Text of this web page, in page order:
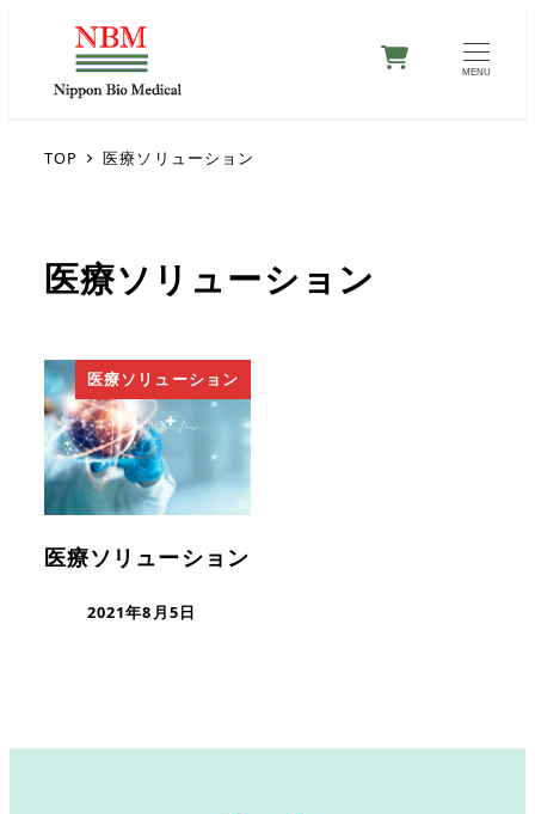
MENU
TOP 医療ソリューション
医療ソリューション
医療ソリューション
医療ソリューション
2021年8月5日